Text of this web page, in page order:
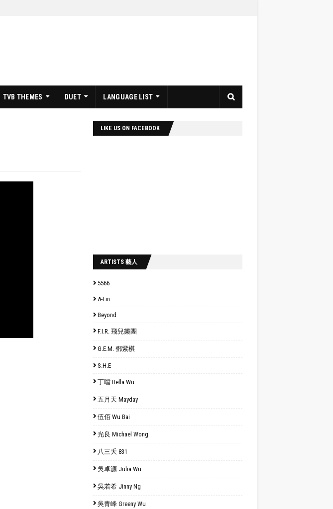
TVB THEMES DUET LANGUAGE LIST
LIKE US ON FACEBOOK
ARTISTS 藝人
5566
A-Lin
Beyond
F.I.R. 飛兒樂團
G.E.M. 鄧紫棋
S.H.E
丁噹 Della Wu
五月天 Mayday
伍佰 Wu Bai
光良 Michael Wong
八三夭 831
吳卓源 Julia Wu
吳若希 Jinny Ng
吳青峰 Greeny Wu